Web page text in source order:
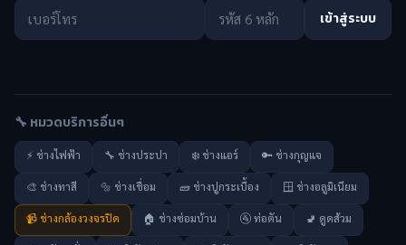
เข้าสู่ระบบ
🔧 หมวดบริการอื่นๆ
⚡ ช่างไฟฟ้า 🔧 ช่างประปา ❄️ ช่างแอร์ 🔑 ช่างกุญแจ
🎨 ช่างทาสี 🔩 ช่างเชื่อม 🧱 ช่างปูกระเบื้อง 🪟 ช่างอลูมิเนียม
📹 ช่างกล้องวงจรปิด 🏠 ช่างซ่อมบ้าน 🚰 ท่อตัน 🚽 ดูดส้วม